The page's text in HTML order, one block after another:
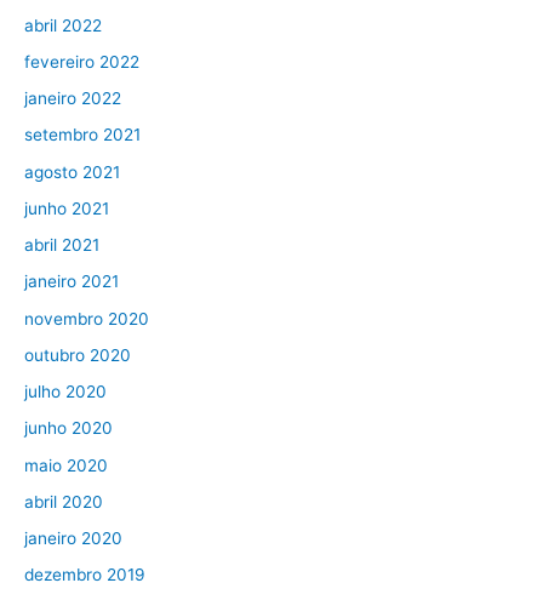
abril 2022
fevereiro 2022
janeiro 2022
setembro 2021
agosto 2021
junho 2021
abril 2021
janeiro 2021
novembro 2020
outubro 2020
julho 2020
junho 2020
maio 2020
abril 2020
janeiro 2020
dezembro 2019